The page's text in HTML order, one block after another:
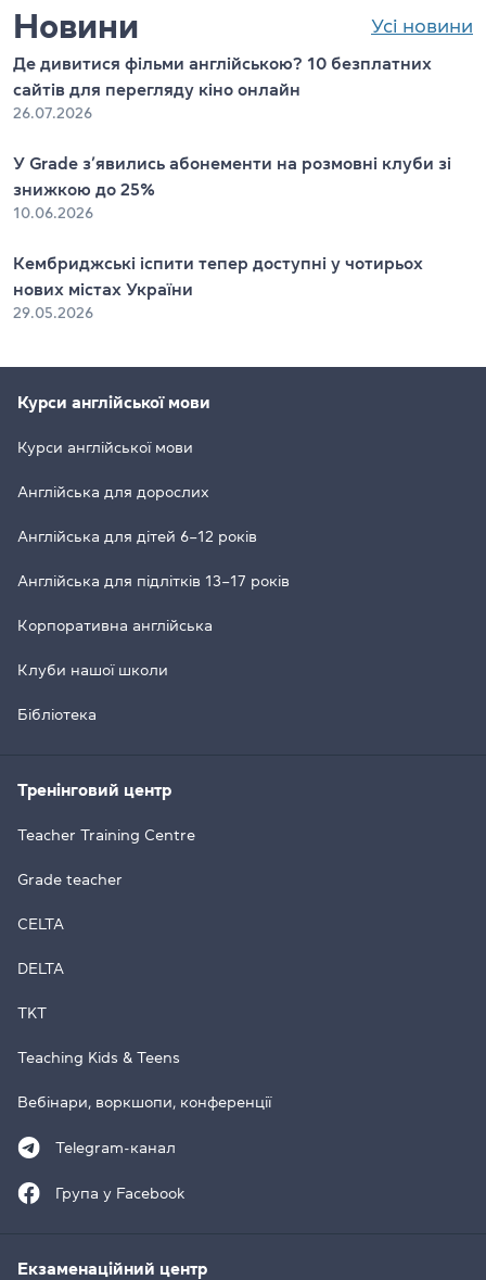
Новини Усі новини
Де дивитися фільми англійською? 10 безплатних
сайтів для перегляду кіно онлайн
26.07.2026
У Grade з’явились абонементи на розмовні клуби зі
знижкою до 25%
10.06.2026
Кембриджські іспити тепер доступні у чотирьох
нових містах України
29.05.2026
Курси англійської мови
Курси англійської мови
Англійська для дорослих
Англійська для дітей 6–12 років
Англійська для підлітків 13–17 років
Корпоративна англійська
Клуби нашої школи
Бібліотека
Тренінговий центр
Teacher Training Centre
Grade teacher
CELTA
DELTA
TKT
Teaching Kids & Teens
Вебінари, воркшопи, конференції
Telegram-канал
Група у Facebook
Екзаменаційний центр